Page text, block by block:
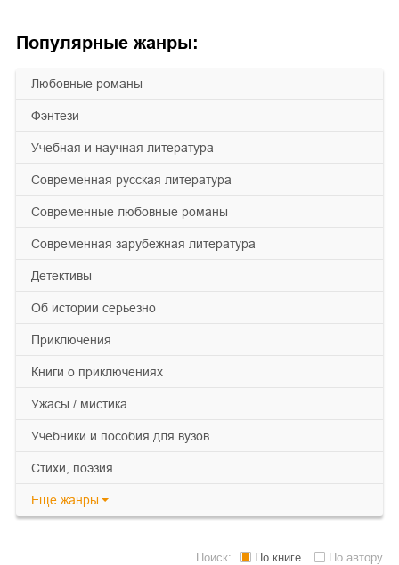
Популярные жанры:
любовные романы
фэнтези
учебная и научная литература
современная русская литература
современные любовные романы
современная зарубежная литература
детективы
об истории серьезно
приключения
книги о приключениях
ужасы / мистика
учебники и пособия для вузов
cтихи, поэзия
Еще жанры
Поиск: По книге По автору